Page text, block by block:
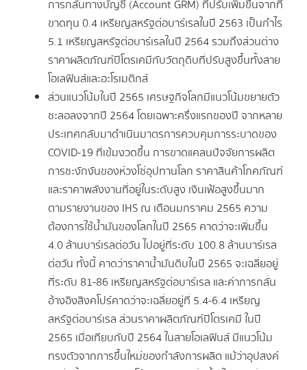
การกลั่นทางบัญชี (Account GRM) ที่ปรับเพิ่มขึ้นจากที่
ขาดทุน 0.4 เหรียญสหรัฐต่อบาร์เรลในปี 2563 เป็นกำไร
5.1 เหรียญสหรัฐต่อบาร์เรลในปี 2564 รวมถึงส่วนต่าง
ราคาผลิตภัณฑ์ปิโตรเคมีกับวัตถุดิบที่ปรับสูงขึ้นทั้งสาย
โอเลฟินส์และอะโรเมติกส์
ส่วนแนวโน้มในปี 2565 เศรษฐกิจโลกมีแนวโน้มขยายตัว
ชะลอลงจากปี 2564 โดยเฉพาะครึ่งแรกของปี จากหลาย
ประเทศกลับมาดําเนินมาตรการควบคุมการระบาดของ
COVID-19 ที่เข้มงวดขึ้น การขาดแคลนปัจจัยการผลิต
การชะงักงันของห่วงโซ่อุปทานโลก ราคาสินค้าโภคภัณฑ์
และราคาพลังงานที่อยู่ในระดับสูง เงินเฟ้อสูงขึ้นมาก
ตามรายงานของ IHS ณ เดือนมกราคม 2565 ความ
ต้องการใช้น้ํามันของโลกในปี 2565 คาดว่าจะเพิ่มขึ้น
4.0 ล้านบาร์เรลต่อวัน ไปอยู่ที่ระดับ 100.8 ล้านบาร์เรล
ต่อวัน ทั้งนี้ คาดว่าราคาน้ํามันดิบในปี 2565 จะเฉลี่ยอยู่
ที่ระดับ 81-86 เหรียญสหรัฐต่อบาร์เรล และค่าการกลั่น
อ้างอิงสิงคโปร์คาดว่าจะเฉลี่ยอยู่ที่ 5.4-6.4 เหรียญ
สหรัฐต่อบาร์เรล ส่วนราคาผลิตภัณฑ์ปิโตรเคมี ในปี
2565 เมื่อเทียบกับปี 2564 ในสายโอเลฟินส์ มีแนวโน้ม
ทรงตัวจากการขึ้นใหม่ของกําลังการผลิต แม้ว่าอุปสงค์